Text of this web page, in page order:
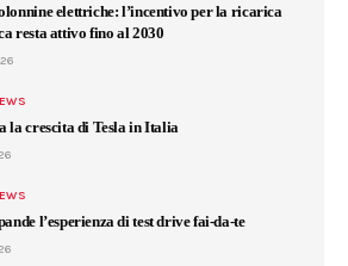
elettriche: l’incentivo per la ricarica
resta attivo fino al 2030
la crescita di Tesla in Italia
l’esperienza di test drive fai-da-te